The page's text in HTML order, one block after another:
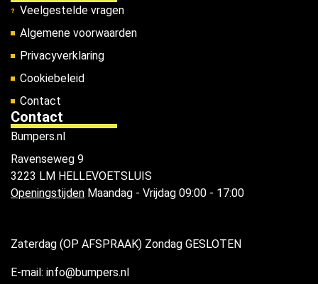
Veelgestelde vragen
Algemene voorwaarden
Privacyverklaring
Cookiebeleid
Contact
Contact
Bumpers.nl
Ravenseweg 9
3223 LM HELLEVOETSLUIS
Openingstijden Maandag - Vrijdag 09:00 - 17:00
Zaterdag (OP AFSPRAAK) Zondag GESLOTEN
E-mail: info@bumpers.nl